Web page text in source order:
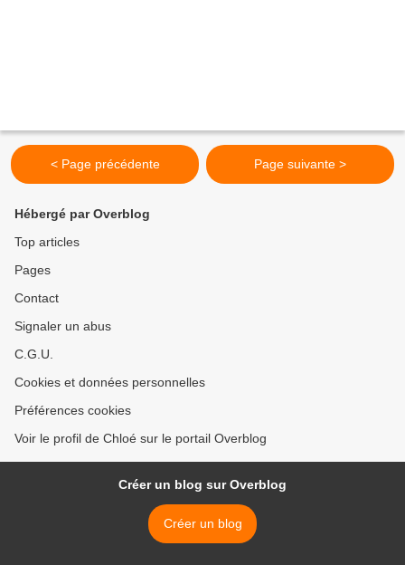
< Page précédente Page suivante >
Hébergé par Overblog
Top articles
Pages
Contact
Signaler un abus
C.G.U.
Cookies et données personnelles
Préférences cookies
Voir le profil de Chloé sur le portail Overblog
Créer un blog sur Overblog
Créer un blog